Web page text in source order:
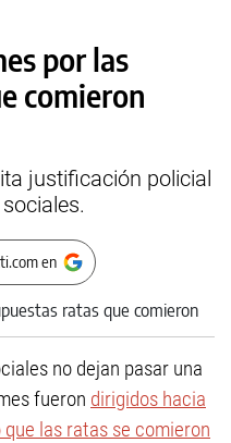
por las
comieron
justificación policial
en
no dejan pasar una
fueron dirigidos hacia
las ratas se comieron